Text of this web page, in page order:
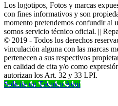
Los logotipos, Fotos y marcas
con fines informativos y son
momento pretendemos confundir al
somos servicio técnico oficial. ||
© 2019 - Todos los derechos
vinculación alguna con las marcas
pertenecen a sus respectivos
en calidad de cita y/o como
autorizan los Art. 32 y 33 LPI.
Solicite un Técnico Aqui